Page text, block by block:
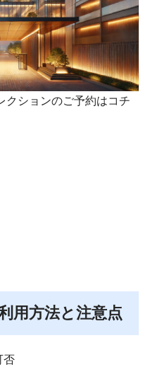
クションのご予約はコチ
用方法と注意点
否